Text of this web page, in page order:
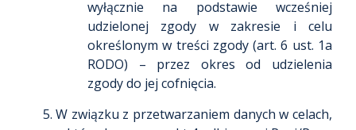
wyłącznie na podstawie wcześniej
udzielonej zgody w zakresie i celu
określonym w treści zgody (art. 6 ust. 1a
RODO) – przez okres od udzielenia
zgody do jej cofnięcia.
W związku z przetwarzaniem danych w celach,